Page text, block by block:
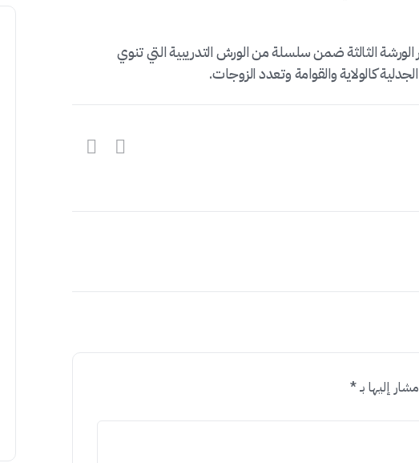
الورشة الثالثة ضمن سلسلة من الورش التدريبية التي تنوي
كالولاية والقوامة وتعدد الزوجات.
إليها بـ*